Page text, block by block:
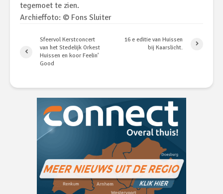
tegemoet te zien.
Archieffoto: © Fons Sluiter
Sfeervol Kerstconcert
van het Stedelijk Orkest
Huissen en koor Feelin’
Good
16 e editie van Huissen
bij Kaarslicht.